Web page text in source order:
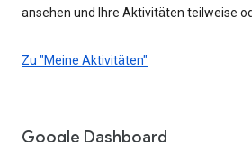
ansehen und Ihre Aktivitäten teilweise
Zu "Meine Aktivitäten"
Google Dashboard